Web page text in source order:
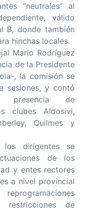
“neutrales” al
válido
B, donde también
hinchas locales.
Mario Rodríguez
de la Presidente
, la comisión se
sesiones, y contó
de
clubes Aldosivi,
Quilmes y
los dirigentes se
de los
y entes rectores
a nivel provincial
restricciones de